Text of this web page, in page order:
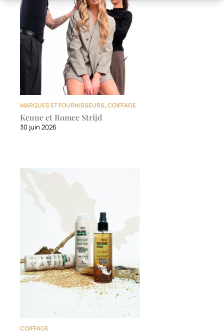
MARQUES ET FOURNISSEURS,COIFFAGE
Keune et Romee Strijd
30 juin 2026
COIFFAGE